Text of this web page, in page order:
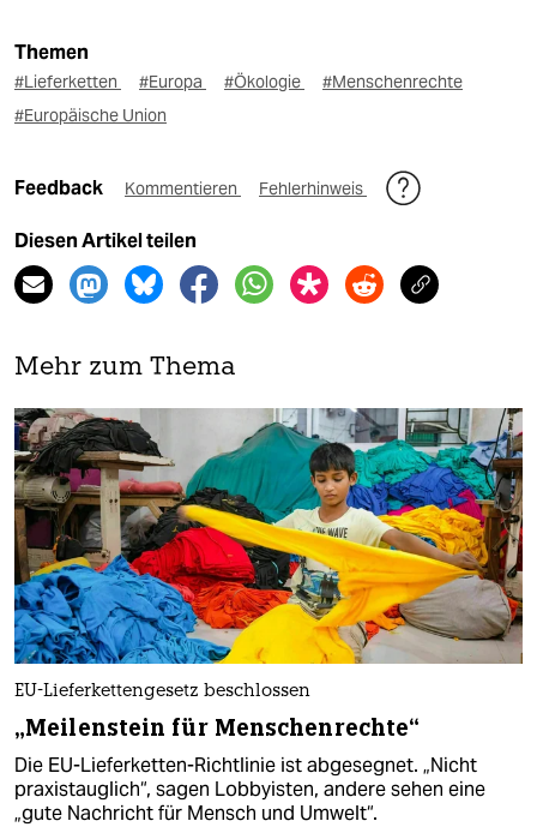
Themen
#Lieferketten #Europa #Ökologie
#Menschenrechte
#Europäische Union
Feedback Kommentieren Fehlerhinweis
Diesen Artikel teilen
Mehr zum Thema
EU-Lieferkettengesetz beschlossen
„Meilenstein für Menschenrechte“
Die EU-Lieferketten-Richtlinie ist abgesegnet. „Nicht
praxistauglich“, sagen Lobbyisten, andere sehen eine
„gute Nachricht für Mensch und Umwelt“.